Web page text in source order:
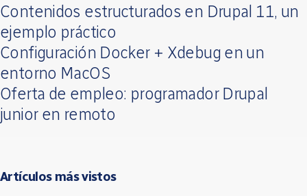
Contenidos estructurados en Drupal 11, un
ejemplo práctico
Configuración Docker + Xdebug en un
entorno MacOS
Oferta de empleo: programador Drupal
junior en remoto
Artículos más vistos